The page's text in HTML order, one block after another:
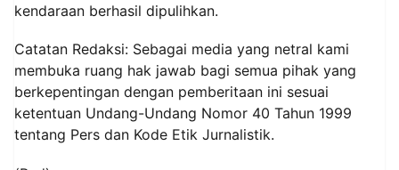
kendaraan berhasil dipulihkan.
Catatan Redaksi: Sebagai media yang netral kami
membuka ruang hak jawab bagi semua pihak yang
berkepentingan dengan pemberitaan ini sesuai
ketentuan Undang-Undang Nomor 40 Tahun 1999
tentang Pers dan Kode Etik Jurnalistik.